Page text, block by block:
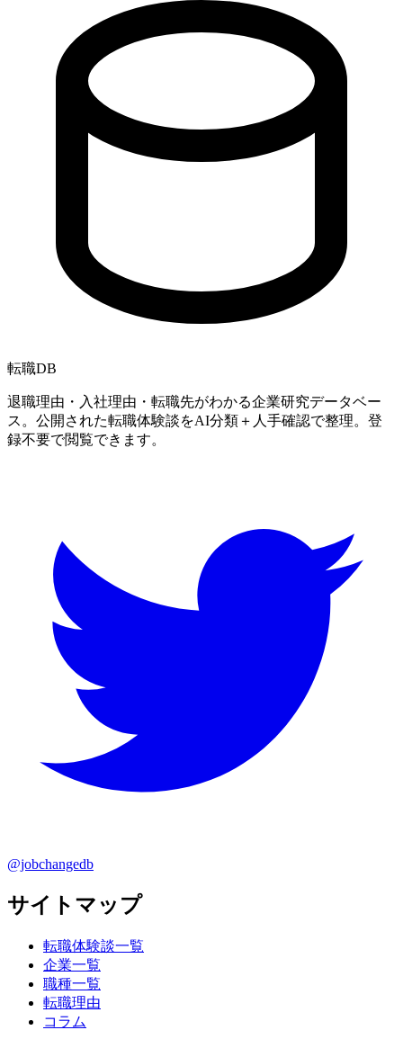
転職DB
退職理由・入社理由・転職先がわかる企業研究データベー
ス。公開された転職体験談をAI分類＋人手確認で整理。登
録不要で閲覧できます。
@jobchangedb
サイトマップ
転職体験談一覧
企業一覧
職種一覧
転職理由
コラム